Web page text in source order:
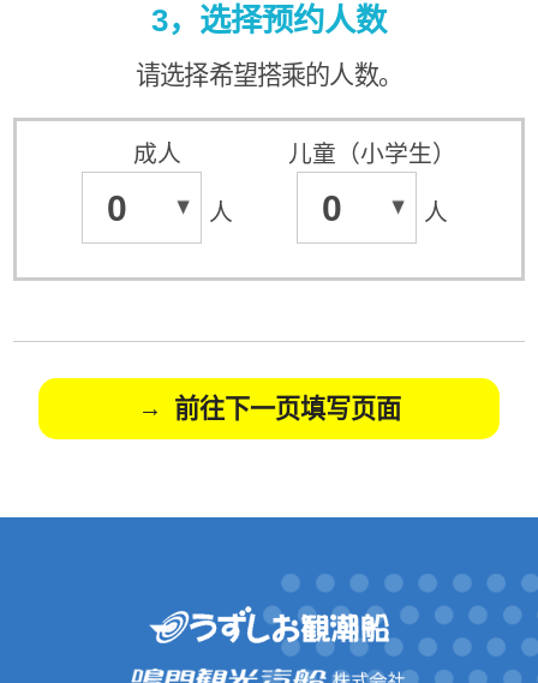
3，选择预约人数
请选择希望搭乘的人数。
成人
0 人
儿童（小学生）
0 人
前往下一页填写页面